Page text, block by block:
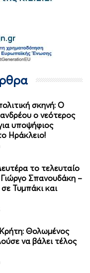
σκηνή: Ο
ο νεότερος
υποψήφιος
Ηράκλειο!
το τελευταίο
Γιώργο Σπανουδάκη –
Τυμπάκι και
Θολωμένος
να βάλει τέλος